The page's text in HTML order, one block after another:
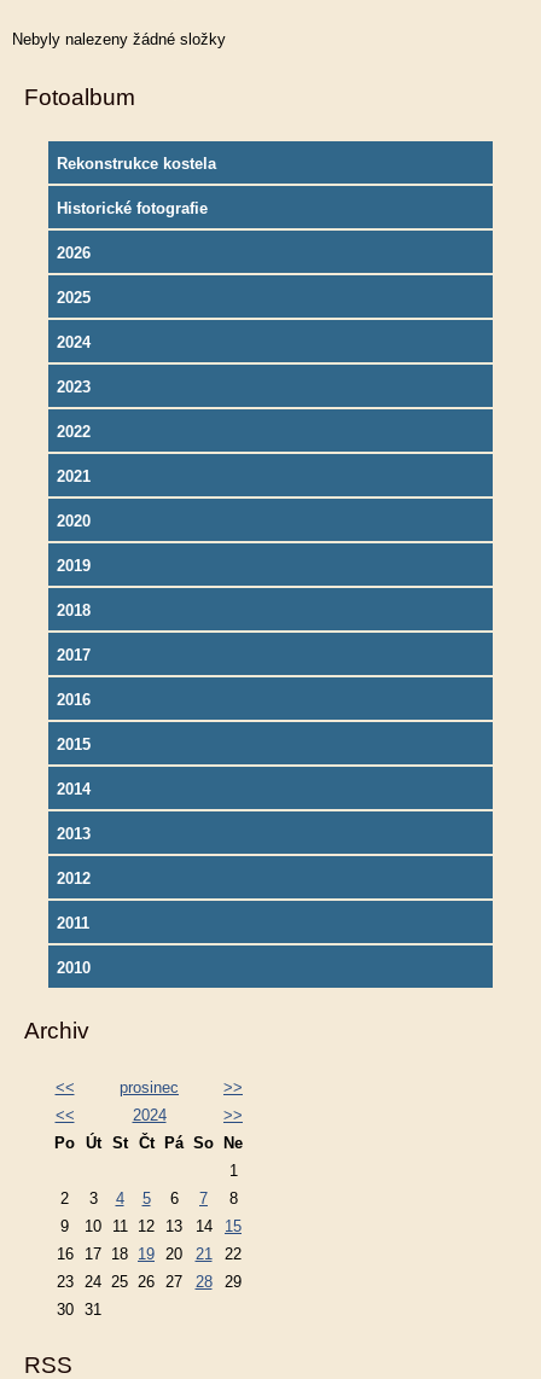
Nebyly nalezeny žádné složky
Fotoalbum
Rekonstrukce kostela
Historické fotografie
2026
2025
2024
2023
2022
2021
2020
2019
2018
2017
2016
2015
2014
2013
2012
2011
2010
Archiv
<< prosinec
>>
<<
2024
>>
Po Út St Čt Pá So
Ne
1
2
3 4 5 6 7
8
9
10 11 12 13 14
15
16
17 18 19 20 21
22
23
24 25 26 27 28
29
30
31
RSS